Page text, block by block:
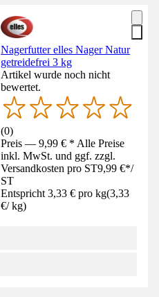
Nagerfutter elles Nager Natur
getreidefrei 3 kg
Artikel wurde noch nicht
bewertet.
(0)
Preis — 9,99 € * Alle Preise
inkl. MwSt. und ggf. zzgl.
Versandkosten pro ST9,99 €*/
ST
Entspricht 3,33 € pro kg(3,33
€/ kg)